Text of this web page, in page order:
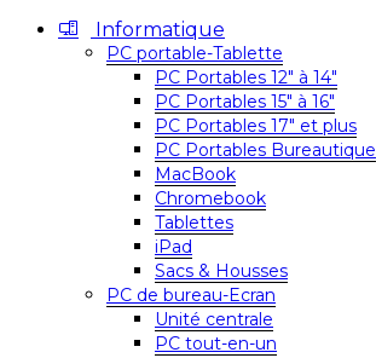
Informatique
PC portable-Tablette
PC Portables 12″ à 14″
PC Portables 15″ à 16″
PC Portables 17″ et plus
PC Portables Bureautique
MacBook
Chromebook
Tablettes
iPad
Sacs & Housses
PC de bureau-Ecran
Unité centrale
PC tout-en-un